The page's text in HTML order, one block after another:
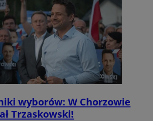
wyborów: W Chorzowie
Trzaskowski!